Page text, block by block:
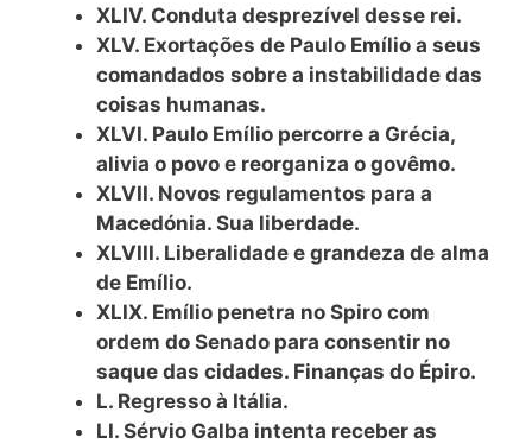
XLIV. Conduta desprezível desse rei.
XLV. Exortações de Paulo Emílio a seus
comandados sobre a instabilidade das
coisas humanas.
XLVI. Paulo Emílio percorre a Grécia,
alivia o povo e reorganiza o govêmo.
XLVII. Novos regulamentos para a
Macedónia. Sua liberdade.
XLVIII. Liberalidade e grandeza de alma
de Emílio.
XLIX. Emílio penetra no Spiro com
ordem do Senado para consentir no
saque das cidades. Finanças do Épiro.
L. Regresso à Itália.
LI. Sérvio Galba intenta receber as